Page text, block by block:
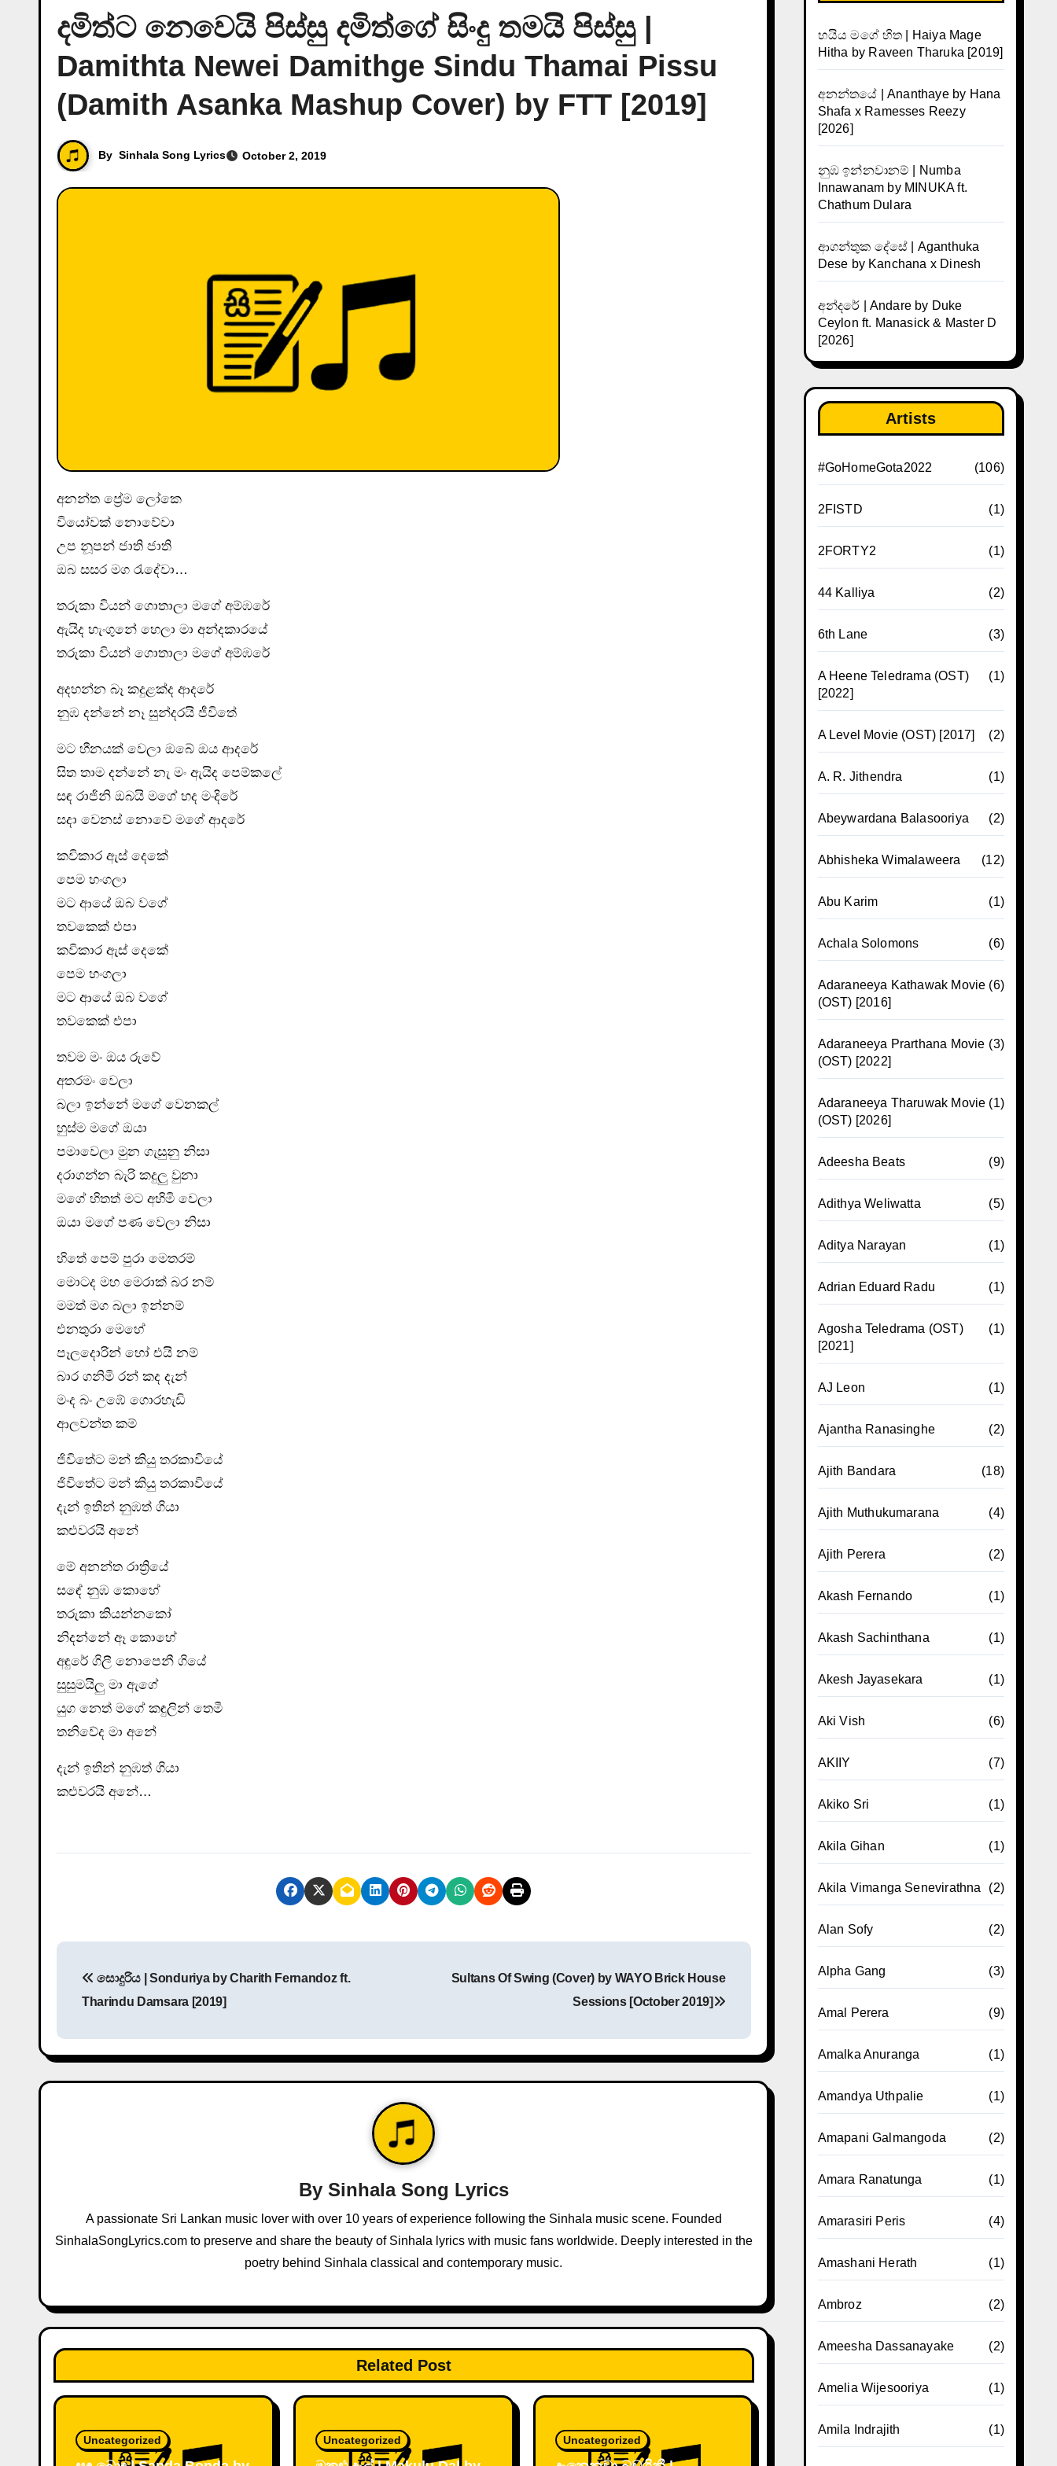
දමිත්ට නෙවෙයි පිස්සු දමිත්ගේ සිංදු තමයි පිස්සු |
Damithta Newei Damithge Sindu Thamai Pissu
(Damith Asanka Mashup Cover) by FTT [2019]
By Sinhala Song Lyrics October 2, 2019
අනන්ත ප්‍රේම ලෝකෙ
වියෝවක් නොවේවා
උප නූපන් ජාති ජාති
ඔබ සසර මග රැදේවා…
තරුකා වියන් ගොතාලා මගේ අම්ඹරේ
ඇයිද හැංගුනේ හෙලා මා අන්දකාරයේ
තරුකා වියන් ගොතාලා මගේ අම්ඹරේ
අදහන්න බෑ කදුළක්ද ආදරේ
නුඹ දන්නේ නෑ සුන්දරයි ජීවිතේ
මට හීනයක් වෙලා ඔබේ ඔය ආදරේ
සිත තාම දන්නේ නැ මං ඇයිද පෙම්කලේ
සඳ රාජිනි ඔබයි මගේ හද මංදිරේ
සදා වෙනස් නොවේ මගේ ආදරේ
කවිකාර ඇස් දෙකේ
පෙම හංගලා
මට ආයේ ඔබ වගේ
තවකෙක් එපා
කවිකාර ඇස් දෙකේ
පෙම හංගලා
මට ආයේ ඔබ වගේ
තවකෙක් එපා
තවම මං ඔය රුවේ
අතරමං වෙලා
බලා ඉන්නේ මගේ වෙනකල්
හුස්ම මගේ ඔයා
පමාවෙලා මුන ගැසුනු නිසා
දරාගන්න බැරි කදුලු වුනා
මගේ හිතත් මට අහිමි වෙලා
ඔයා මගේ පණ වෙලා නිසා
හිතේ පෙම් පුරා මෙතරම්
මොටද මහ මෙරාක් බර නම්
මමත් මග බලා ඉන්නම්
එනතුරා මෙහේ
පෑලදොරින් හෝ එයි නම්
බාර ගනිමි රන් කද දැන්
මංද බං උඹේ ගොරහැඩි
ආලවන්ත කම්
ජිවිතේට මන් කියු තරකාවියේ
ජිවිතේට මන් කියු තරකාවියේ
දැන් ඉතින් නුඹත් ගියා
කළුවරයි අනේ
මේ අනන්ත රාත්‍රියේ
සඳේ නුඹ කොහේ
තරුකා කියන්නකෝ
නිදන්නේ ඈ කොහේ
අඳුරේ ගිලී නොපෙනී ගියේ
සුසුමයිලු මා ඇගේ
යුග නෙත් මගේ කඳුලින් තෙමී
තනිවේද මා අනේ
දැන් ඉතින් නුඹත් ගියා
කළුවරයි අනේ…
t
n
a
i
o
n
සොදුරිය | Sonduriya by Charith Fernandoz ft.
Tharindu Damsara [2019]
Sultans Of Swing (Cover) by WAYO Brick House
Sessions [October 2019]
By Sinhala Song Lyrics
A passionate Sri Lankan music lover with over 10 years of experience following the Sinhala music scene. Founded
SinhalaSongLyrics.com to preserve and share the beauty of Sinhala lyrics with music fans worldwide. Deeply interested in the
poetry behind Sinhala classical and contemporary music.
Related Post
Uncategorized Uncategorized Uncategorized
හයිය මගේ හිත | Haiya Mage
Hitha by Raveen Tharuka [2019]
අනන්තයේ | Ananthaye by Hana
Shafa x Ramesses Reezy
[2026]
නුඹ ඉන්නවානම් | Numba
Innawanam by MINUKA ft.
Chathum Dulara
ආගන්තුක දේසේ | Aganthuka
Dese by Kanchana x Dinesh
අන්දරේ | Andare by Duke
Ceylon ft. Manasick & Master D
[2026]
Artists
#GoHomeGota2022 (106)
2FISTD (1)
2FORTY2 (1)
44 Kalliya (2)
6th Lane (3)
A Heene Teledrama (OST)
[2022]
(1)
A Level Movie (OST) [2017] (2)
A. R. Jithendra (1)
Abeywardana Balasooriya (2)
Abhisheka Wimalaweera (12)
Abu Karim (1)
Achala Solomons (6)
Adaraneeya Kathawak Movie
(OST) [2016]
(6)
Adaraneeya Prarthana Movie
(OST) [2022]
(3)
Adaraneeya Tharuwak Movie
(OST) [2026]
(1)
Adeesha Beats (9)
Adithya Weliwatta (5)
Aditya Narayan (1)
Adrian Eduard Radu (1)
Agosha Teledrama (OST)
[2021]
(1)
AJ Leon (1)
Ajantha Ranasinghe (2)
Ajith Bandara (18)
Ajith Muthukumarana (4)
Ajith Perera (2)
Akash Fernando (1)
Akash Sachinthana (1)
Akesh Jayasekara (1)
Aki Vish (6)
AKIIY (7)
Akiko Sri (1)
Akila Gihan (1)
Akila Vimanga Senevirathna (2)
Alan Sofy (2)
Alpha Gang (3)
Amal Perera (9)
Amalka Anuranga (1)
Amandya Uthpalie (1)
Amapani Galmangoda (2)
Amara Ranatunga (1)
Amarasiri Peris (4)
Amashani Herath (1)
Ambroz (2)
Ameesha Dassanayake (2)
Amelia Wijesooriya (1)
Amila Indrajith (1)